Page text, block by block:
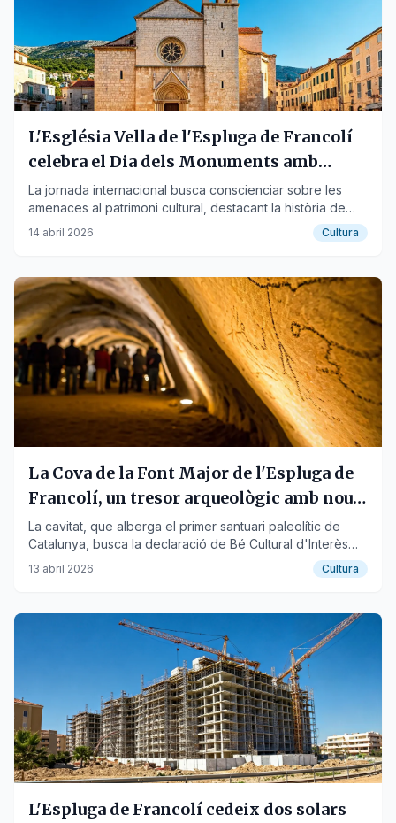
L'Església Vella de l'Espluga de Francolí
celebra el Dia dels Monuments amb
portes obertes
La jornada internacional busca conscienciar sobre les
amenaces al patrimoni cultural, destacant la història de
l'edifici gòtic.
14 abril 2026 Cultura
La Cova de la Font Major de l'Espluga de
Francolí, un tresor arqueològic amb nous
reptes
La cavitat, que alberga el primer santuari paleolític de
Catalunya, busca la declaració de Bé Cultural d'Interès
Nacional mentre investigadors exploren galeries inèdites.
13 abril 2026 Cultura
L'Espluga de Francolí cedeix dos solars